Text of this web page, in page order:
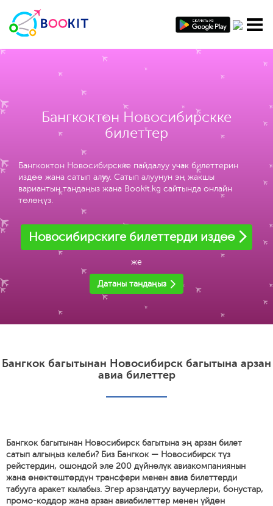
Бангкоктон Новосибирскке
билеттер
Бангкоктон Новосибирскке пайдалуу учак билеттерин
издөө жана сатып алуу. Сатып алуунун эң жакшы
вариантын тандаңыз жана Bookit.kg сайтында онлайн
төлөңүз.
Новосибирскиге билеттерди издөө
же
Датаны тандаңыз
Бангкок багытынан Новосибирск багытына арзан
авиа билеттер
Бангкок багытынан Новосибирск багытына эң арзан билет
сатып алгыңыз келеби? Биз Бангкок — Новосибирск түз
рейстердин, ошондой эле 200 дүйнөлүк авиакомпаниянын
жана өнөктөштөрдүн трансфери менен авиа билеттерди
табууга аракет кылабыз. Эгер арзандатуу ваучерлери, бонустар,
промо-коддор жана арзан авиабилеттер менен үйдөн